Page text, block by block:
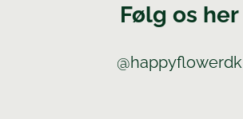
Følg os her
@happyflowerdk